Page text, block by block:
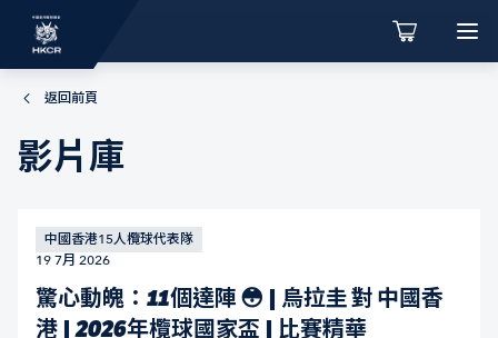
返回前頁
影片庫
中國香港15人欖球代表隊
19 7月 2026
驚心動魄：11個達陣 😳 | 烏拉圭 對 中國香
港 | 2026年欖球國家盃 | 比賽精華